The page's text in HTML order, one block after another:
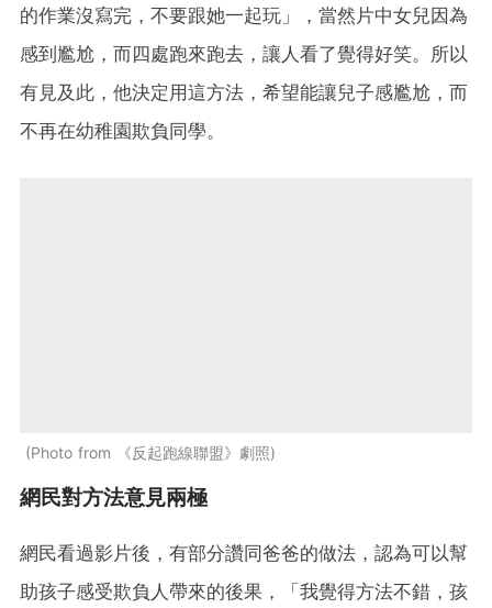
的作業沒寫完，不要跟她一起玩」，當然片中女兒因為
感到尷尬，而四處跑來跑去，讓人看了覺得好笑。所以
有見及此，他決定用這方法，希望能讓兒子感尷尬，而
不再在幼稚園欺負同學。
Photo from 《反起跑線聯盟》劇照
網民對方法意見兩極
網民看過影片後，有部分讚同爸爸的做法，認為可以幫
助孩子感受欺負人帶來的後果，「我覺得方法不錯，孩